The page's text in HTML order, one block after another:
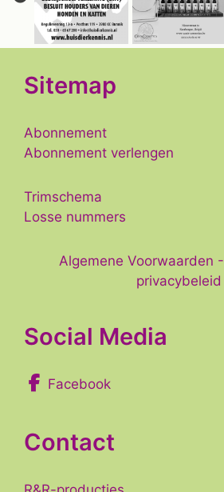
Sitemap
Abonnement
Abonnement verlengen
Trimschema
Losse nummers
Algemene Voorwaarden -
privacybeleid
Social Media
Facebook
Contact